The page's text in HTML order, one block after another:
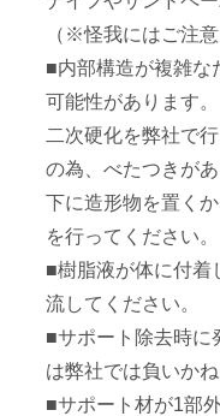
（※怪我にはご注意
■内部構造が複雑な
可能性があります。
二次硬化を弊社で
の為、べたつきが
下に造形物を置く
を行ってください。
■樹脂液が体に付着
流してください。
■サポート除去時に
は弊社では負いかね
■サポート材が1部